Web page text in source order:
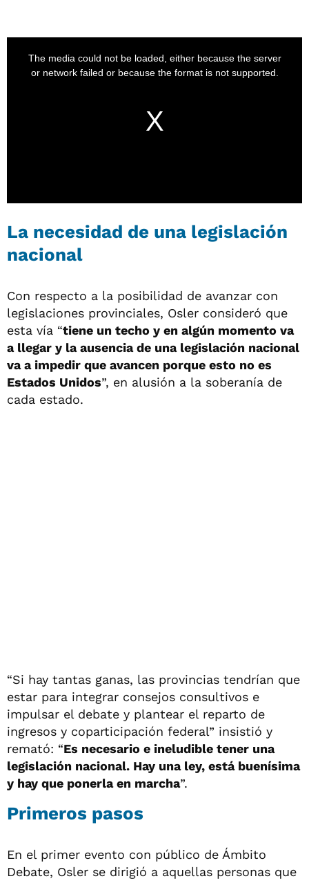
La necesidad de una legislación
nacional
Con respecto a la posibilidad de avanzar con
legislaciones provinciales, Osler consideró que
esta vía “tiene un techo y en algún momento va
a llegar y la ausencia de una legislación nacional
va a impedir que avancen porque esto no es
Estados Unidos”, en alusión a la soberanía de
cada estado.
“Si hay tantas ganas, las provincias tendrían que
estar para integrar consejos consultivos e
impulsar el debate y plantear el reparto de
ingresos y coparticipación federal” insistió y
remató: “Es necesario e ineludible tener una
legislación nacional. Hay una ley, está buenísima
y hay que ponerla en marcha”.
Primeros pasos
En el primer evento con público de Ámbito
Debate, Osler se dirigió a aquellas personas que